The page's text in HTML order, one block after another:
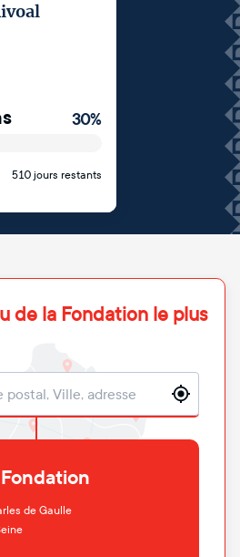
30%
510 jours restants
de la Fondation le plus
de Gaulle